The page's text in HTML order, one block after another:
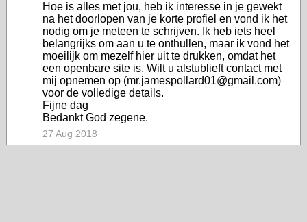
Hoe is alles met jou, heb ik interesse in je gewekt
na het doorlopen van je korte profiel en vond ik het
nodig om je meteen te schrijven. Ik heb iets heel
belangrijks om aan u te onthullen, maar ik vond het
moeilijk om mezelf hier uit te drukken, omdat het
een openbare site is. Wilt u alstublieft contact met
mij opnemen op (mr.jamespollard01@gmail.com)
voor de volledige details.
Fijne dag
Bedankt God zegene.
27 Aug 2018